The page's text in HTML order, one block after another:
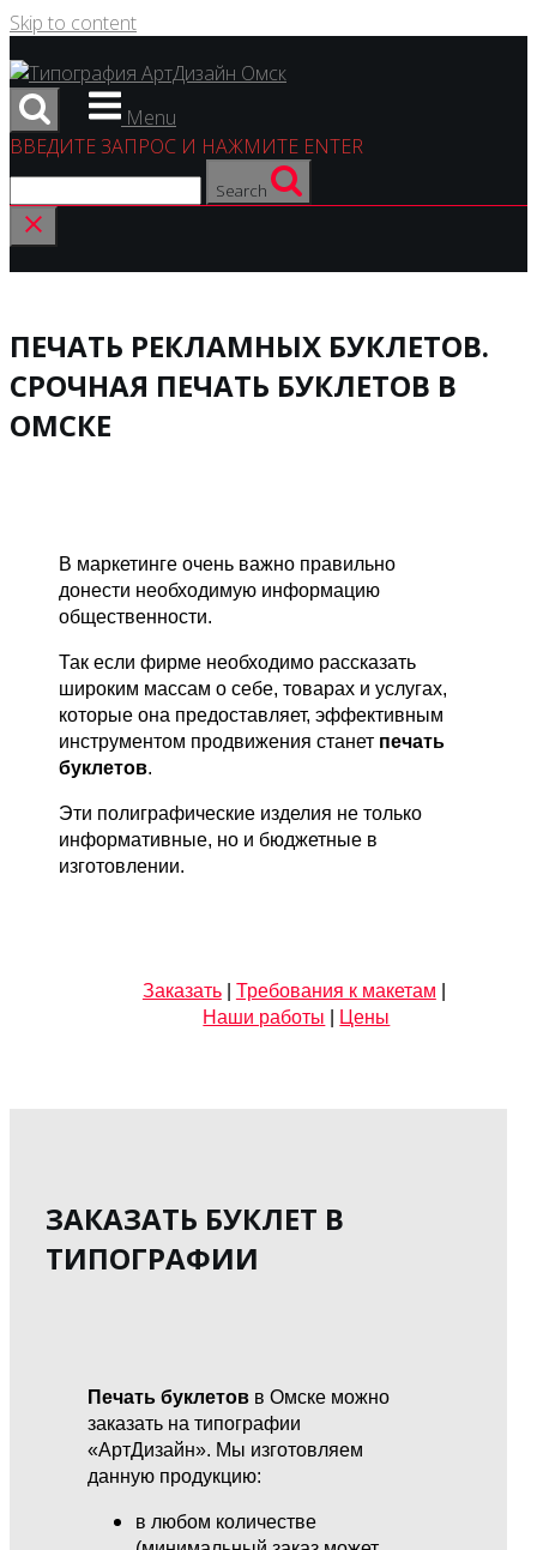
Skip to content
Menu
ВВЕДИТЕ ЗАПРОС И НАЖМИТЕ ENTER
Search
ПЕЧАТЬ РЕКЛАМНЫХ БУКЛЕТОВ.
СРОЧНАЯ ПЕЧАТЬ БУКЛЕТОВ В
ОМСКЕ
В маркетинге очень важно правильно
донести необходимую информацию
общественности.
Так если фирме необходимо рассказать
широким массам о себе, товарах и услугах,
которые она предоставляет, эффективным
инструментом продвижения станет печать
буклетов.
Эти полиграфические изделия не только
информативные, но и бюджетные в
изготовлении.
Заказать| Требования к макетам
Наши работы
Цены
ЗАКАЗАТЬ БУКЛЕТ В
ТИПОГРАФИИ
Печать буклетов в Омске можно
заказать на типографии
«АртДизайн». Мы изготовляем
данную продукцию:
в любом количестве